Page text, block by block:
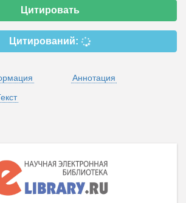
Цитировать
Цитирований:
Аннотация